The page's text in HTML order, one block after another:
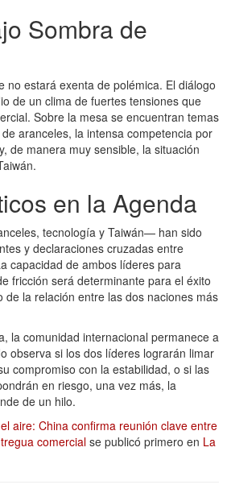
Sombra de
no estará exenta de polémica. El diálogo
de un clima de fuertes tensiones que
Sobre la mesa se encuentran temas
aranceles, la intensa competencia por
de manera muy sensible, la situación
en la Agenda
tecnología y Taiwán— han sido
y declaraciones cruzadas entre
capacidad de ambos líderes para
fricción será determinante para el éxito
de la relación entre las dos naciones más
la comunidad internacional permanece a
observa si los dos líderes lograrán limar
compromiso con la estabilidad, o si las
en riesgo, una vez más, la
de un hilo.
aire: China confirma reunión clave entre
comercial se publicó primero en La